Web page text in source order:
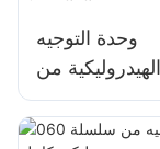
وحدة التوجيه
الهيدروليكية من
سلسلة 101